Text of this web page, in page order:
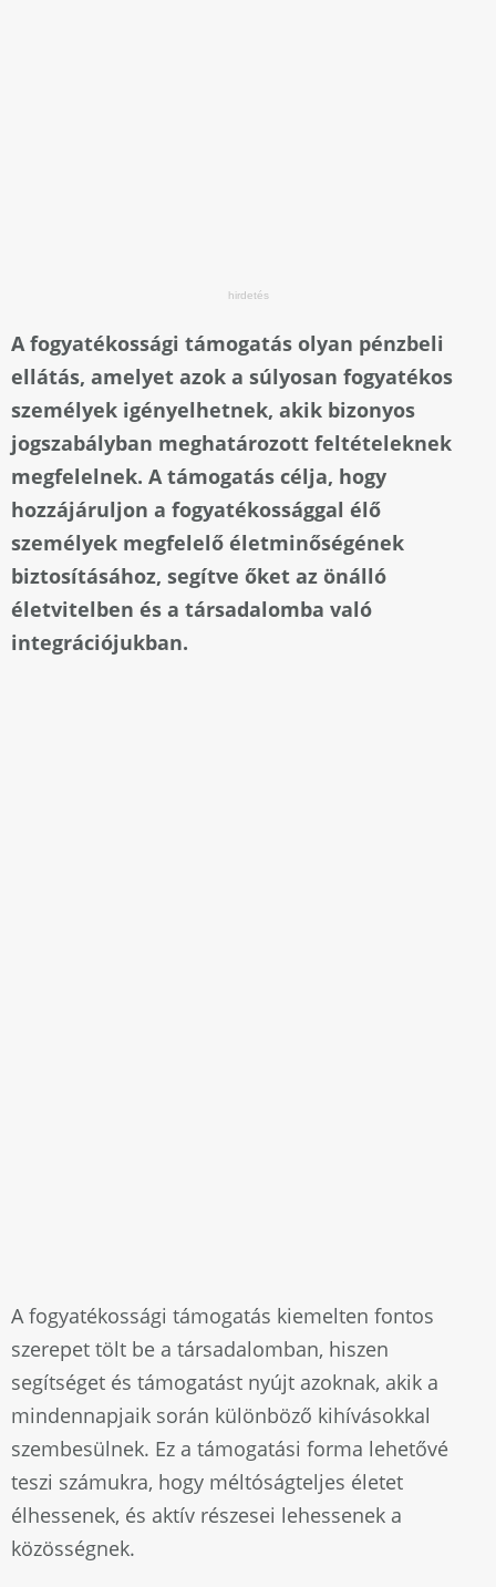
A fogyatékossági támogatás olyan pénzbeli
ellátás, amelyet azok a súlyosan fogyatékos
személyek igényelhetnek, akik bizonyos
jogszabályban meghatározott feltételeknek
megfelelnek. A támogatás célja, hogy
hozzájáruljon a fogyatékossággal élő
személyek megfelelő életminőségének
biztosításához, segítve őket az önálló
életvitelben és a társadalomba való
integrációjukban.
A fogyatékossági támogatás kiemelten fontos
szerepet tölt be a társadalomban, hiszen
segítséget és támogatást nyújt azoknak, akik a
mindennapjaik során különböző kihívásokkal
szembesülnek. Ez a támogatási forma lehetővé
teszi számukra, hogy méltóságteljes életet
élhessenek, és aktív részesei lehessenek a
közösségnek.